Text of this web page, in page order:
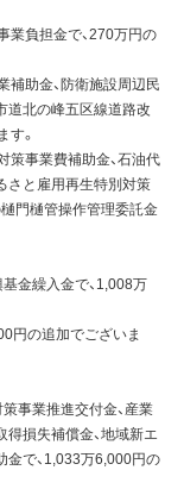
業負担金で、270万円の
補助金、防衛施設周辺民
道北の峰五区線道路改
す。
策事業費補助金、石油代
さと雇用再生特別対策
門樋管操作管理委託金
金繰入金で、1,008万
円の追加でございま
事業推進交付金、産業
損失補償金、地域新エ
金で、1,033万6,000円の